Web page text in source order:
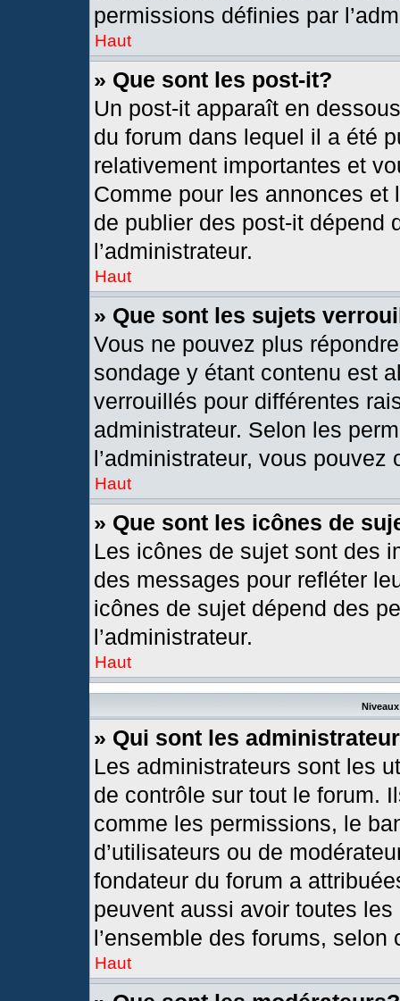
permissions définies par
Haut
» Que sont les post-it?
Un post-it apparaît en
du forum dans lequel il a été
relativement importantes et
Comme pour les annonces
de publier des post-it dépend
l’administrateur.
Haut
» Que sont les sujets
Vous ne pouvez plus
sondage y étant contenu est
verrouillés pour différentes
administrateur. Selon les
l’administrateur, vous
Haut
» Que sont les icônes de
Les icônes de sujet sont des
des messages pour refléter
icônes de sujet dépend des
l’administrateur.
Haut
» Qui sont les
Les administrateurs sont les
de contrôle sur tout le forum.
comme les permissions, le
d’utilisateurs ou de
fondateur du forum a
peuvent aussi avoir toutes
l’ensemble des forums,
Haut